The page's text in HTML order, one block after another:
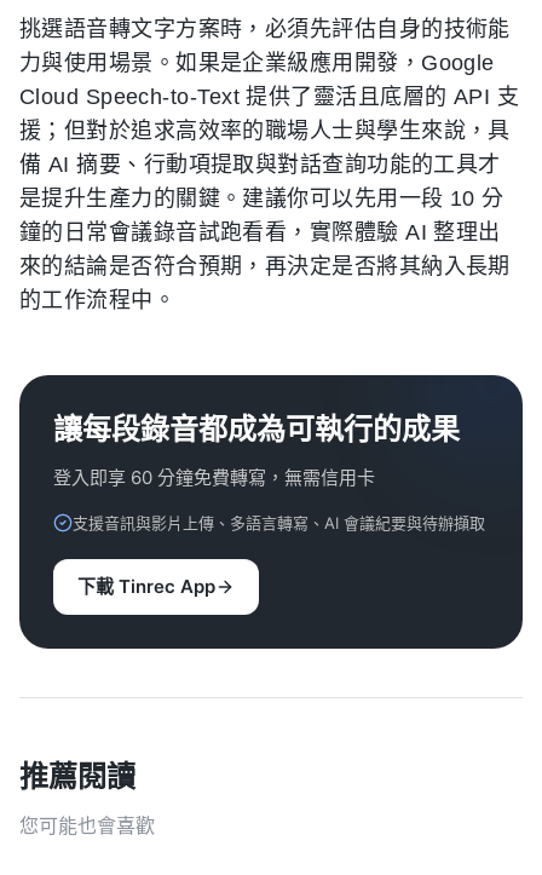
挑選語音轉文字方案時，必須先評估自身的技術能
力與使用場景。如果是企業級應用開發，Google
Cloud Speech-to-Text 提供了靈活且底層的 API 支
援；但對於追求高效率的職場人士與學生來說，具
備 AI 摘要、行動項提取與對話查詢功能的工具才
是提升生產力的關鍵。建議你可以先用一段 10 分
鐘的日常會議錄音試跑看看，實際體驗 AI 整理出
來的結論是否符合預期，再決定是否將其納入長期
的工作流程中。
讓每段錄音都成為可執行的成果
登入即享 60 分鐘免費轉寫，無需信用卡
支援音訊與影片上傳、多語言轉寫、AI 會議紀要與待辦擷取
下載 Tinrec App
推薦閱讀
您可能也會喜歡